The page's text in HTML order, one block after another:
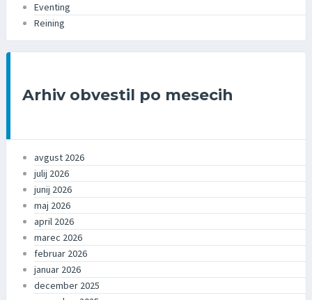
Eventing
Reining
Arhiv obvestil po mesecih
avgust 2026
julij 2026
junij 2026
maj 2026
april 2026
marec 2026
februar 2026
januar 2026
december 2025